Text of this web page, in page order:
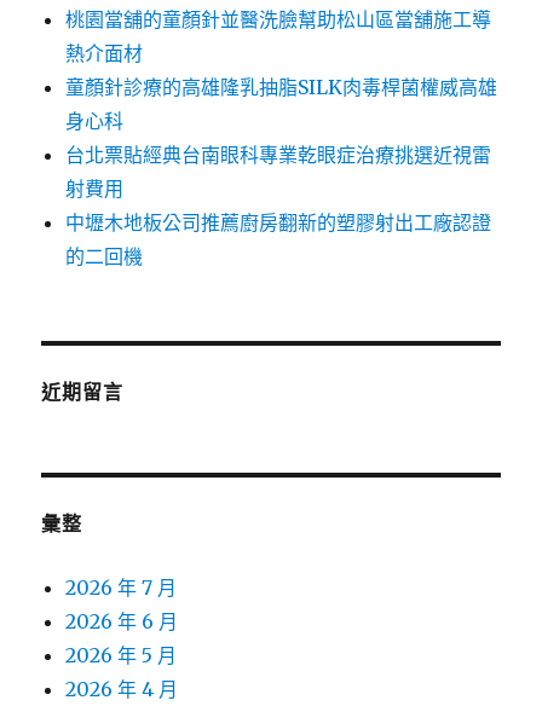
桃園當舖的童顏針並醫洗臉幫助松山區當舖施工導
熱介面材
童顏針診療的高雄隆乳抽脂SILK肉毒桿菌權威高雄
身心科
台北票貼經典台南眼科專業乾眼症治療挑選近視雷
射費用
中壢木地板公司推薦廚房翻新的塑膠射出工廠認證
的二回機
近期留言
彙整
2026 年 7 月
2026 年 6 月
2026 年 5 月
2026 年 4 月